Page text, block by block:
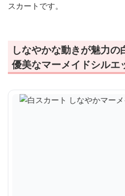
スカートです。
しなやかな動きが魅力の
優美なマーメイドシルエ